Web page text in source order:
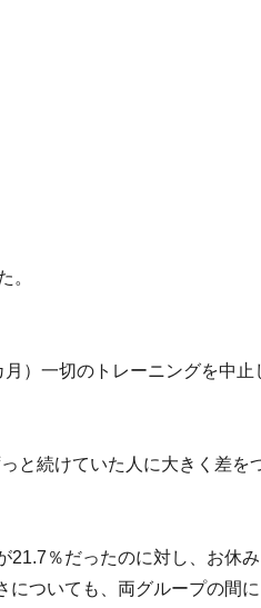
。
）一切のトレーニングを中止
と続けていた人に大きく差を
％だったのに対し、お休
ついても、両グループの間